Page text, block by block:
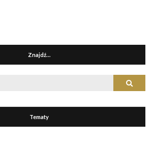
Znajdź…
Search
Tematy